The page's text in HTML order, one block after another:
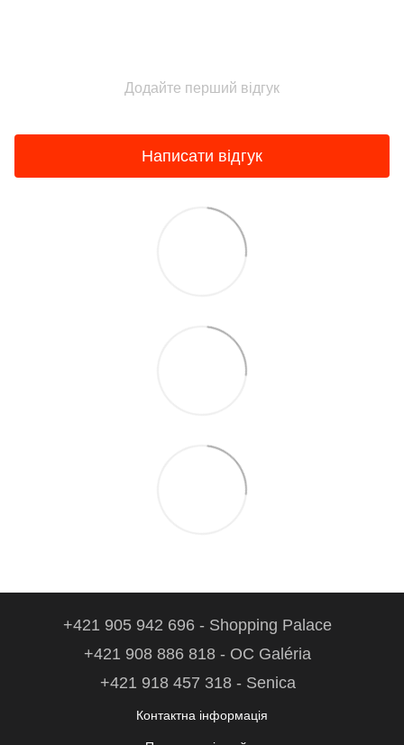
Додайте перший відгук
Написати відгук
+421 905 942 696 - Shopping Palace
+421 908 886 818 - OC Galéria
+421 918 457 318 - Senica
Контактна інформація